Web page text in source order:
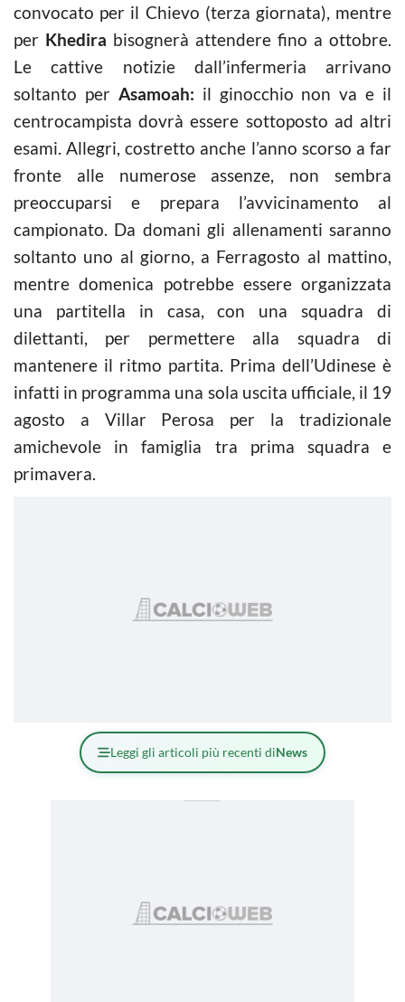
convocato per il Chievo (terza giornata), mentre
per Khedira bisognerà attendere fino a ottobre.
Le cattive notizie dall’infermeria arrivano
soltanto per Asamoah: il ginocchio non va e il
centrocampista dovrà essere sottoposto ad altri
esami. Allegri, costretto anche l’anno scorso a far
fronte alle numerose assenze, non sembra
preoccuparsi e prepara l’avvicinamento al
campionato. Da domani gli allenamenti saranno
soltanto uno al giorno, a Ferragosto al mattino,
mentre domenica potrebbe essere organizzata
una partitella in casa, con una squadra di
dilettanti, per permettere alla squadra di
mantenere il ritmo partita. Prima dell’Udinese è
infatti in programma una sola uscita ufficiale, il 19
agosto a Villar Perosa per la tradizionale
amichevole in famiglia tra prima squadra e
primavera.
Leggi gli articoli più recenti diNews